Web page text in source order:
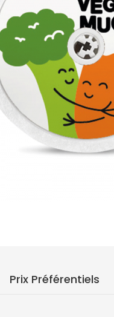
Prix Préférentiels